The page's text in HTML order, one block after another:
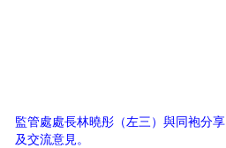
監管處處長林曉彤（左三）與同袍分享
及交流意見。